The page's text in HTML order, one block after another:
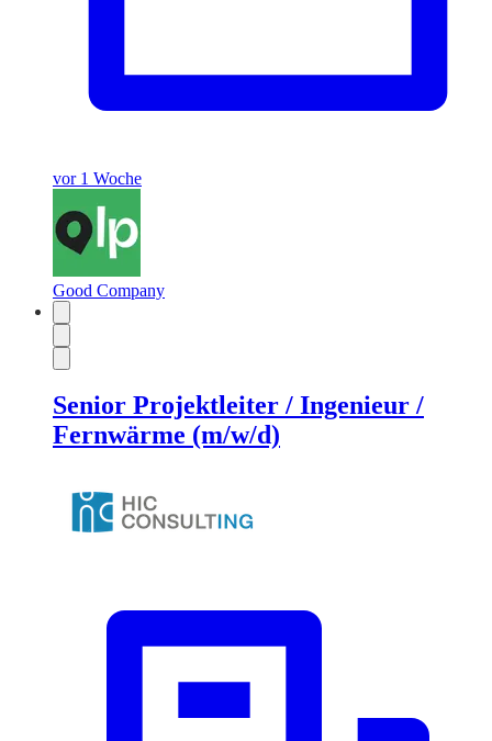
vor 1 Woche
Good Company
Senior Projektleiter / Ingenieur /
Fernwärme (m/w/d)